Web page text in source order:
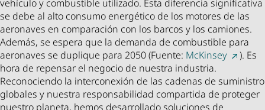
vehículo y combustible utilizado. Esta diferencia significativa
se debe al alto consumo energético de los motores de las
aeronaves en comparación con los barcos y los camiones.
Además, se espera que la demanda de combustible para
aeronaves se duplique para 2050 (Fuente: McKinsey
). Es
hora de repensar el negocio de nuestra industria.
Reconociendo la interconexión de las cadenas de suministro
globales y nuestra responsabilidad compartida de proteger
nuestro planeta, hemos desarrollado soluciones de